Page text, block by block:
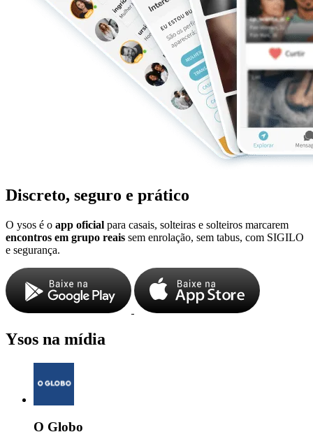
Discreto, seguro e prático
O ysos é o app oficial para casais, solteiras e solteiros marcarem
encontros em grupo reais sem enrolação, sem tabus, com SIGILO
e segurança.
Ysos na mídia
O Globo